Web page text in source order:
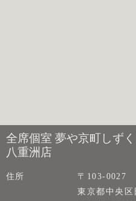
全席個室 夢や京町しずく
八重洲店
住所
〒103-0027
東京都中央